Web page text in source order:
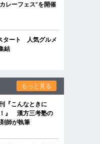
レーフェス”を開催
タート 人気グルメ
結
もっと見る
『こんなときに
』 漢方三考塾の
師が執筆